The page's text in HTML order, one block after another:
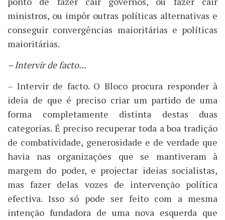
ministros, ou impôr outras políticas alternativas e
conseguir convergências maioritárias e políticas
maioritárias.
– Intervir de facto...
– Intervir de facto. O Bloco procura responder à
ideia de que é preciso criar um partido de uma
forma completamente distinta destas duas
categorias. É preciso recuperar toda a boa tradição
de combatividade, generosidade e de verdade que
havia nas organizações que se mantiveram à
margem do poder, e projectar ideias socialistas,
mas fazer delas vozes de intervenção política
efectiva. Isso só pode ser feito com a mesma
intenção fundadora de uma nova esquerda que